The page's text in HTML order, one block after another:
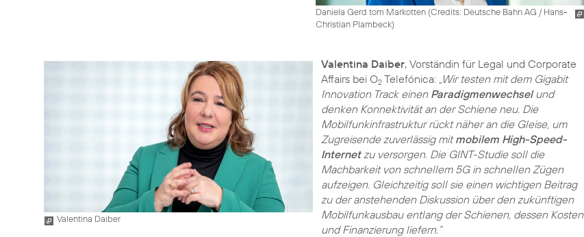
Daniela Gerd tom Markotten (Credits: Deutsche Bahn AG / Hans-
Christian Plambeck)
Valentina Daiber
Valentina Daiber, Vorständin für Legal und Corporate
Affairs bei O2Telefónica: „Wir testen mit dem Gigabit
Innovation Track einen Paradigmenwechselund
denken Konnektivität an der Schiene neu. Die
Mobilfunkinfrastruktur rückt näher an die Gleise, um
Zugreisende zuverlässig mitmobilem High-Speed-
Internetzu versorgen. Die GINT-Studie soll die
Machbarkeit von schnellem 5G in schnellen Zügen
aufzeigen. Gleichzeitig soll sie einen wichtigen Beitrag
zu der anstehenden Diskussion über den zukünftigen
Mobilfunkausbau entlang der Schienen, dessen Kosten
und Finanzierung liefern.“